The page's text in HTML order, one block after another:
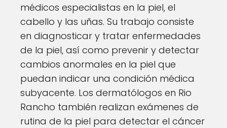
médicos especialistas en la piel, el
cabello y las uñas. Su trabajo consiste
en diagnosticar y tratar enfermedades
de la piel, así como prevenir y detectar
cambios anormales en la piel que
puedan indicar una condición médica
subyacente. Los dermatólogos en Rio
Rancho también realizan exámenes de
rutina de la piel para detectar el cáncer